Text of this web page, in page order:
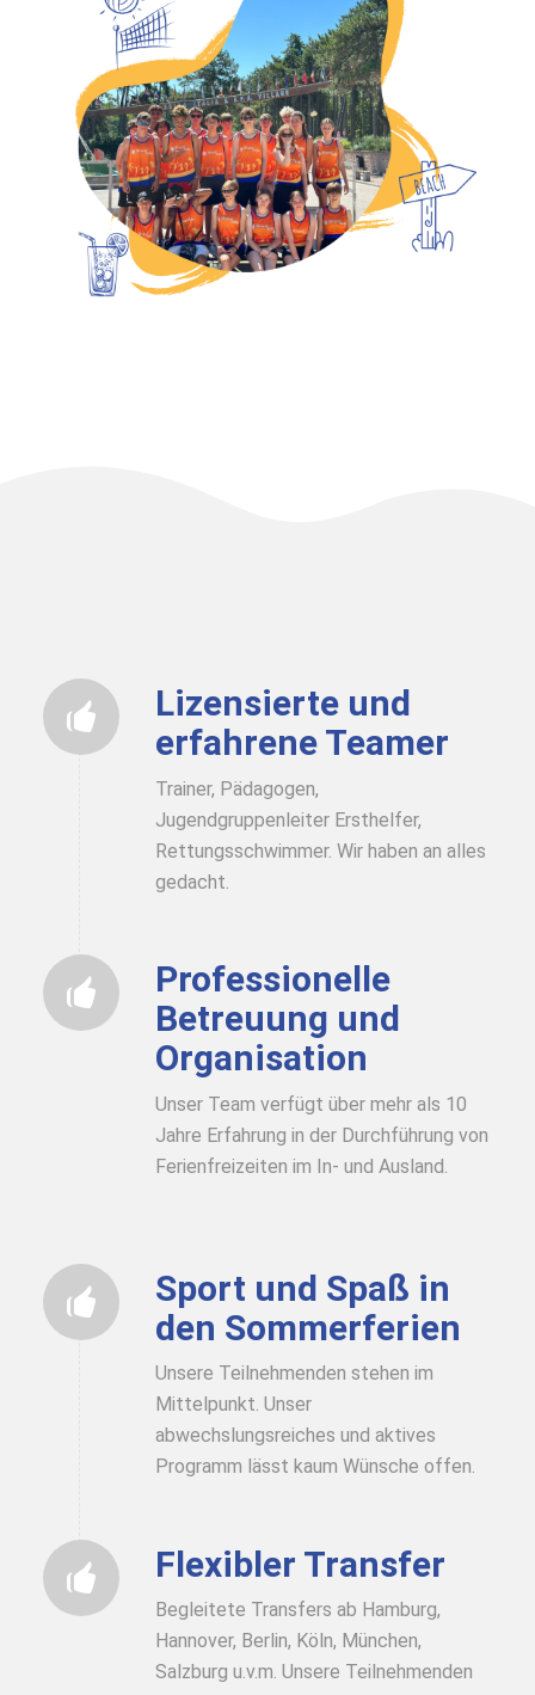
Lizensierte und
erfahrene Teamer
Trainer, Pädagogen,
Jugendgruppenleiter Ersthelfer,
Rettungsschwimmer. Wir haben an alles
gedacht.
Professionelle
Betreuung und
Organisation
Unser Team verfügt über mehr als 10
Jahre Erfahrung in der Durchführung von
Ferienfreizeiten im In- und Ausland.
Sport und Spaß in
den Sommerferien
Unsere Teilnehmenden stehen im
Mittelpunkt. Unser
abwechslungsreiches und aktives
Programm lässt kaum Wünsche offen.
Flexibler Transfer
Begleitete Transfers ab Hamburg,
Hannover, Berlin, Köln, München,
Salzburg u.v.m. Unsere Teilnehmenden